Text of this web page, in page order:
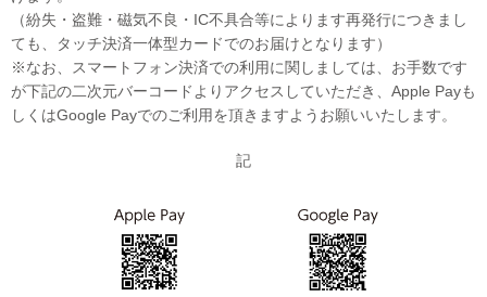
（紛失・盗難・磁気不良・IC不具合等によります再発行につきまし
ても、タッチ決済一体型カードでのお届けとなります）
※なお、スマートフォン決済での利用に関しましては、お手数です
が下記の二次元バーコードよりアクセスしていただき、Apple Payも
しくはGoogle Payでのご利用を頂きますようお願いいたします。
記